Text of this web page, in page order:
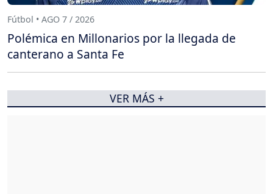
Fútbol • AGO 7 / 2026
Polémica en Millonarios por la llegada de
canterano a Santa Fe
VER MÁS +